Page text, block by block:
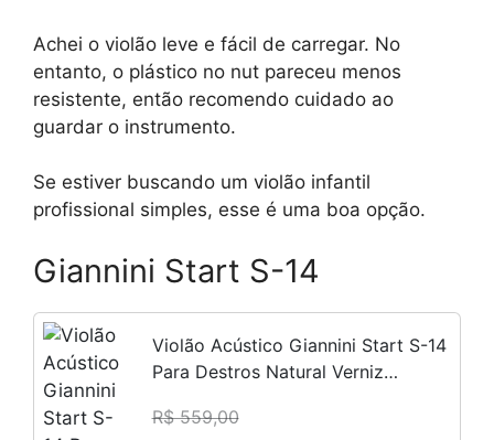
Achei o violão leve e fácil de carregar. No
entanto, o plástico no nut pareceu menos
resistente, então recomendo cuidado ao
guardar o instrumento.
Se estiver buscando um violão infantil
profissional simples, esse é uma boa opção.
Giannini Start S-14
Violão Acústico Giannini Start S-14
Para Destros Natural Verniz
R$ 559,00